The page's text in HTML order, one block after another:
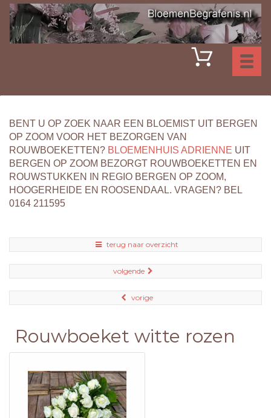
BENT U OP ZOEK NAAR EEN BLOEMIST UIT BERGEN
OP ZOOM VOOR HET BEZORGEN VAN
ROUWBOEKETTEN? BLOEMENHUIS ADRIENNE UIT
BERGEN OP ZOOM BEZORGT ROUWBOEKETTEN EN
ROUWSTUKKEN IN REGIO BERGEN OP ZOOM,
HOOGERHEIDE EN ROOSENDAAL. VRAGEN? BEL
0164 211595
terug naar overzicht
volgende
vorige
Rouwboeket witte rozen